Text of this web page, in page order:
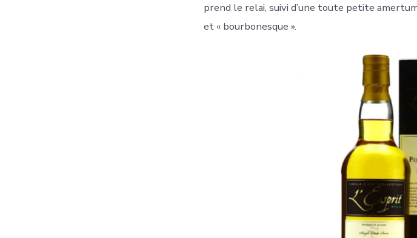
prend le relai, suivi d’une toute petite
et « bourbonesque ».